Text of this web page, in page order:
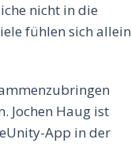
nicht in die
fühlen sich allein
Jochen Haug ist
App in der